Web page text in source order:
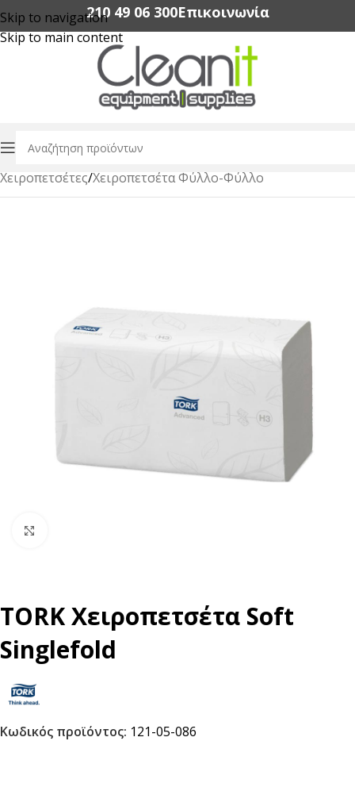
Skip to navigation
Skip to main content
210 49 06 300‬Επικοινωνία
Αρχική σελίδα/Χαρτικά Είδη Επαγγελματικής Χρήσης
Χειροπετσέτες/Χειροπετσέτα Φύλλο-Φύλλο
TORK Χειροπετσέτα Soft
Singlefold
Κωδικός προϊόντος: 121-05-086